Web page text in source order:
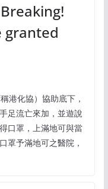
granted
港化協）協助底下，
足流亡來加，並遊說
口罩，上滿地可與當
罩予滿地可之醫院，